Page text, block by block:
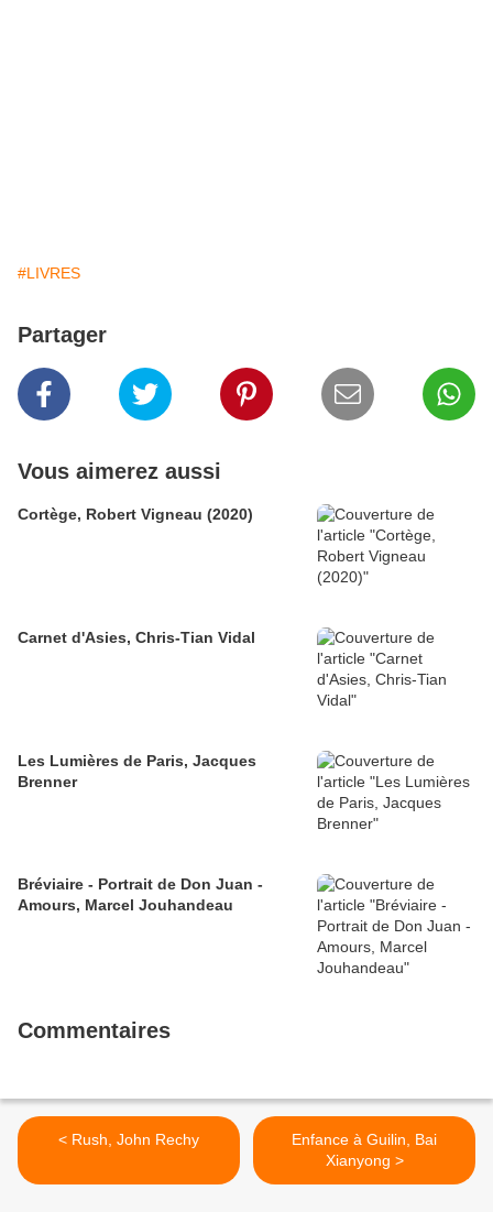
#LIVRES
Partager
Vous aimerez aussi
Cortège, Robert Vigneau (2020)
Carnet d'Asies, Chris-Tian Vidal
Les Lumières de Paris, Jacques
Brenner
Bréviaire - Portrait de Don Juan -
Amours, Marcel Jouhandeau
Commentaires
< Rush, John Rechy
Enfance à Guilin, Bai
Xianyong >